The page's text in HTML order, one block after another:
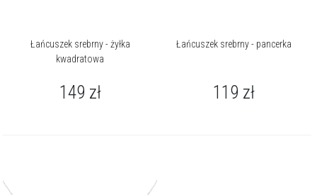
Łańcuszek srebrny - żyłka
kwadratowa
149 zł
Łańcuszek srebrny - pancerka
119 zł